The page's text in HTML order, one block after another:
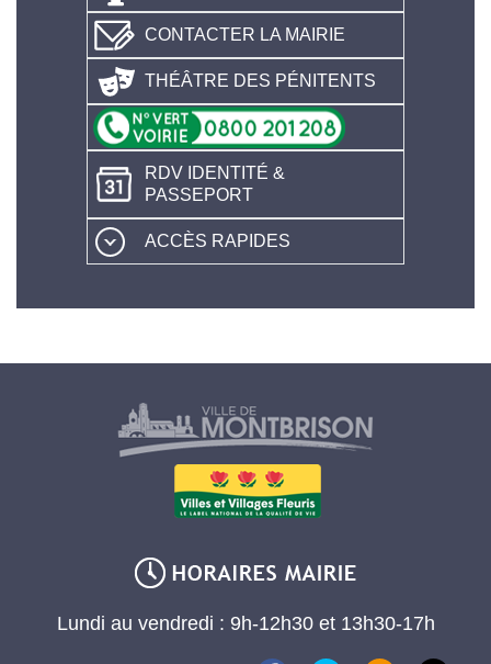
CONTACTER LA MAIRIE
THÉÂTRE DES PÉNITENTS
RDV IDENTITÉ &
PASSEPORT
ACCÈS RAPIDES
Lundi au vendredi : 9h-12h30 et 13h30-17h